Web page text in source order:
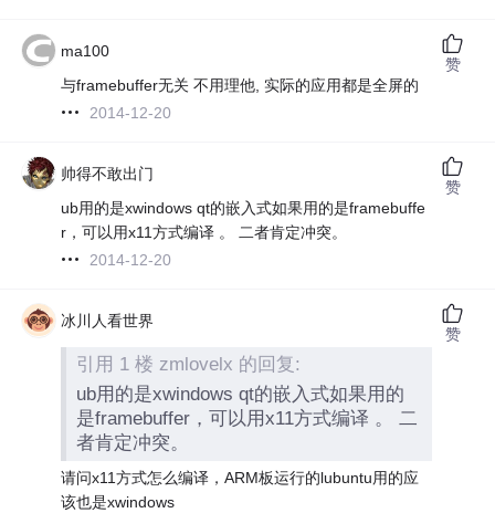
ma100
与framebuffer无关 不用理他, 实际的应用都是全屏的
2014-12-20
赞
帅得不敢出门
ub用的是xwindows qt的嵌入式如果用的是framebuffe
r，可以用x11方式编译 。 二者肯定冲突。
2014-12-20
赞
冰川人看世界
引用 1 楼 zmlovelx 的回复:
ub用的是xwindows qt的嵌入式如果用的
是framebuffer，可以用x11方式编译 。 二
者肯定冲突。
请问x11方式怎么编译，ARM板运行的lubuntu用的应
该也是xwindows
赞